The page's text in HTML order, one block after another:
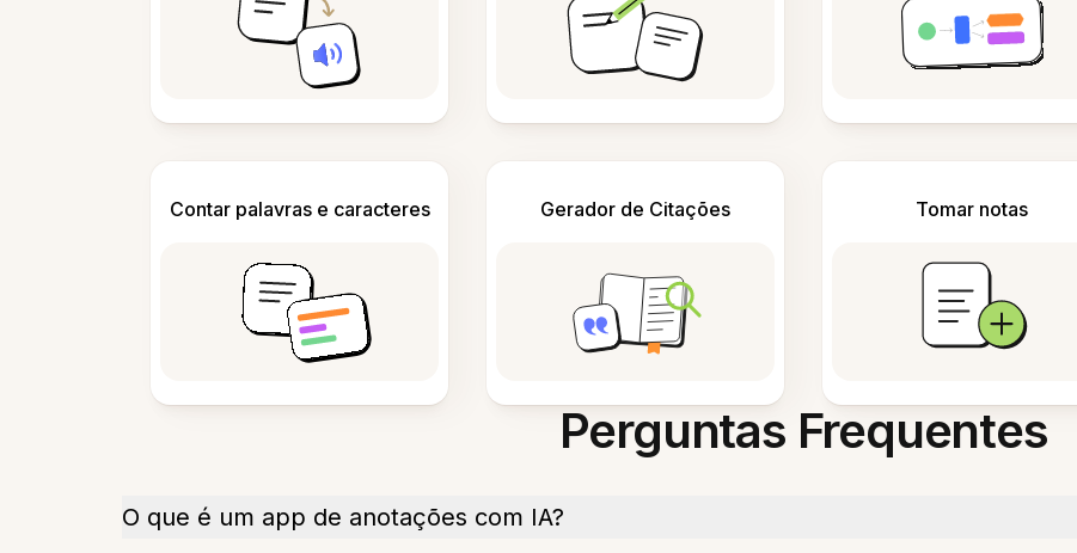
Contar palavras e caracteres Gerador de Citações Tomar notas
Perguntas Frequentes
O que é um app de anotações com IA?